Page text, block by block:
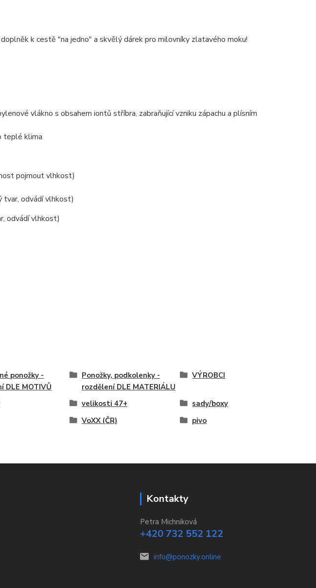
k cestě "na jedno" a skvělý dárek pro milovníky zlatavého moku!
vlákno s obsahem iontů stříbra, zabraňující vzniku zápachu a plísním
teplé klima
pojmout vlhkost)
odvádí vlhkost)
odvádí vlhkost)
ponožky -
DLE MOTIVŮ
Ponožky, podkolenky -
rozdělení DLE MATERIÁLU
VÝROBCI
velikosti 47+
sady/boxy
VoXX (ČR) pivo
Kontakty
Petra Michniková
+420 732 552 122
info@ponozky.online